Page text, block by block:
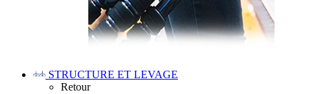
STRUCTURE ET LEVAGE
Retour